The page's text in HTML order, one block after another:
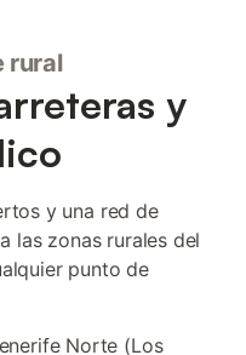
rural
y
y una red de
las zonas rurales del
punto de
Norte (Los